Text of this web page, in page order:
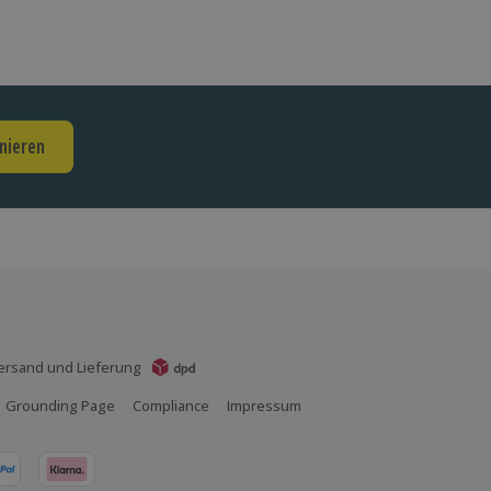
und Lieferung
Grounding Page Compliance Impressum